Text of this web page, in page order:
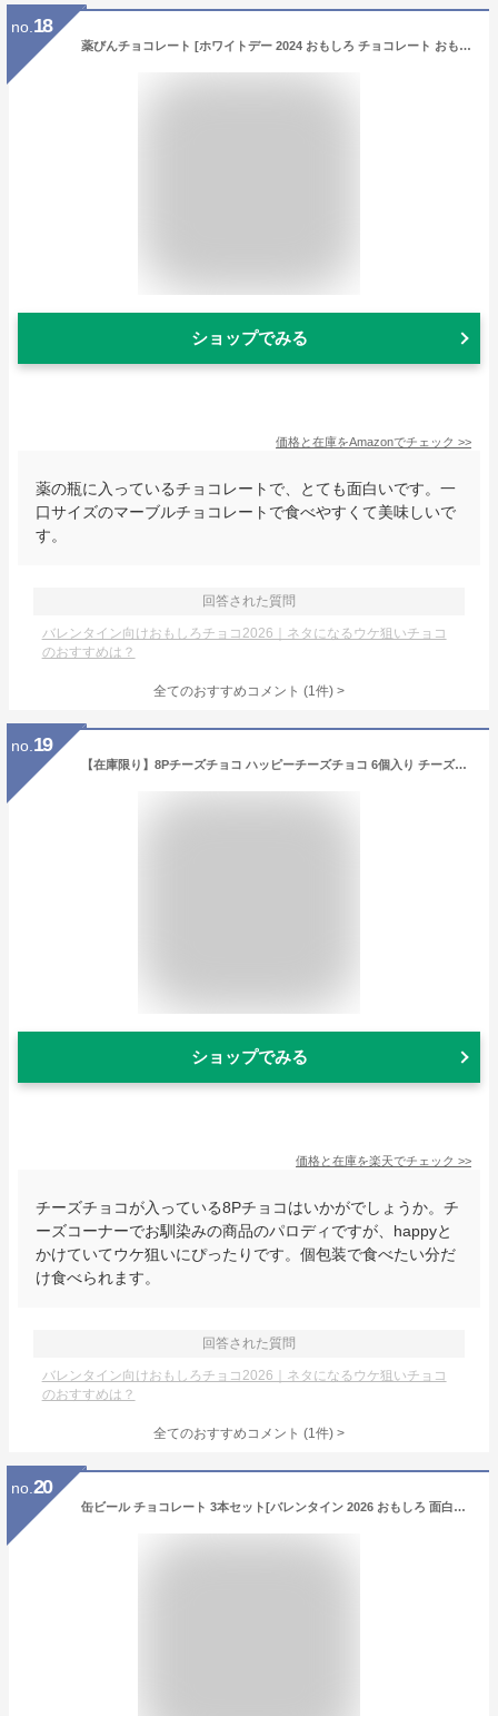
no. 18
薬びんチョコレート [ホワイトデー 2024 おもしろ チョコレート おもしろチョコ 面白い お返し 子供]
ショップでみる
価格と在庫をAmazonでチェック >>
薬の瓶に入っているチョコレートで、とても面白いです。一
口サイズのマーブルチョコレートで食べやすくて美味しいで
す。
回答された質問
バレンタイン向けおもしろチョコ2026｜ネタになるウケ狙いチョコ
のおすすめは？
全てのおすすめコメント (1件) >
no. 19
【在庫限り】8Pチーズチョコ ハッピーチーズチョコ 6個入り チーズの箱入り プチギフト お菓子 幸せを願うチョコ ありがとう お礼 退職 バレンタイン 義理チョコ おもしろチョコ パロディチョコ 面白チョコ オモシロ 笑えるチョコ ばらまき バレンタインデー
ショップでみる
価格と在庫を楽天でチェック >>
チーズチョコが入っている8Pチョコはいかがでしょうか。チ
ーズコーナーでお馴染みの商品のパロディですが、happyと
かけていてウケ狙いにぴったりです。個包装で食べたい分だ
け食べられます。
回答された質問
バレンタイン向けおもしろチョコ2026｜ネタになるウケ狙いチョコ
のおすすめは？
全てのおすすめコメント (1件) >
no. 20
缶ビール チョコレート 3本セット[バレンタイン 2026 おもしろ 面白い チョコレート おもしろチョコ 義理チョコ パロディ ジョーク ウケ狙い ネタ系 バラまき ドリーム 子供 プレゼント ギフト プチギフト 男の子]